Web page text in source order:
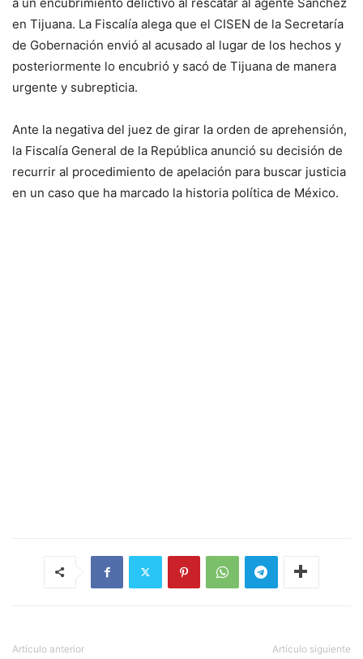
en Tijuana. La Fiscalía alega que el CISEN de la Secretaría
de Gobernación envió al acusado al lugar de los hechos y
posteriormente lo encubrió y sacó de Tijuana de manera
urgente y subrepticia.
Ante la negativa del juez de girar la orden de aprehensión,
la Fiscalía General de la República anunció su decisión de
recurrir al procedimiento de apelación para buscar justicia
en un caso que ha marcado la historia política de México.
Artículo anterior Artículo siguiente